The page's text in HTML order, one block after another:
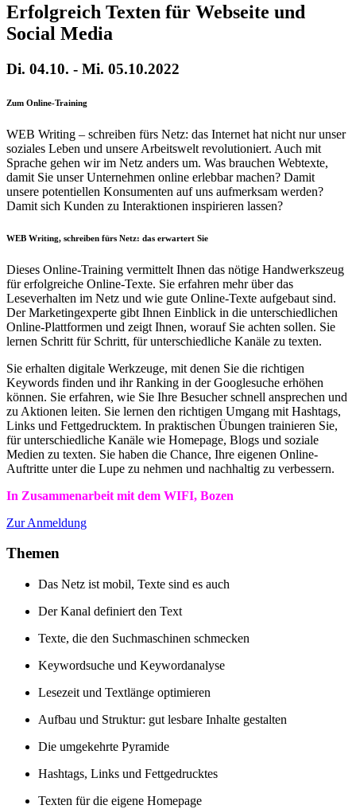
Erfolgreich Texten für Webseite und
Social Media
Di. 04.10. - Mi. 05.10.2022
Zum Online-Training
WEB Writing – schreiben fürs Netz: das Internet hat nicht nur unser
soziales Leben und unsere Arbeitswelt revolutioniert. Auch mit
Sprache gehen wir im Netz anders um. Was brauchen Webtexte,
damit Sie unser Unternehmen online erlebbar machen? Damit
unsere potentiellen Konsumenten auf uns aufmerksam werden?
Damit sich Kunden zu Interaktionen inspirieren lassen?
WEB Writing, schreiben fürs Netz: das erwartert Sie
Dieses Online-Training vermittelt Ihnen das nötige Handwerkszeug
für erfolgreiche Online-Texte. Sie erfahren mehr über das
Leseverhalten im Netz und wie gute Online-Texte aufgebaut sind.
Der Marketingexperte gibt Ihnen Einblick in die unterschiedlichen
Online-Plattformen und zeigt Ihnen, worauf Sie achten sollen. Sie
lernen Schritt für Schritt, für unterschiedliche Kanäle zu texten.
Sie erhalten digitale Werkzeuge, mit denen Sie die richtigen
Keywords finden und ihr Ranking in der Googlesuche erhöhen
können. Sie erfahren, wie Sie Ihre Besucher schnell ansprechen und
zu Aktionen leiten. Sie lernen den richtigen Umgang mit Hashtags,
Links und Fettgedrucktem. In praktischen Übungen trainieren Sie,
für unterschiedliche Kanäle wie Homepage, Blogs und soziale
Medien zu texten. Sie haben die Chance, Ihre eigenen Online-
Auftritte unter die Lupe zu nehmen und nachhaltig zu verbessern.
In Zusammenarbeit mit dem WIFI, Bozen
Zur Anmeldung
Themen
Das Netz ist mobil, Texte sind es auch
Der Kanal definiert den Text
Texte, die den Suchmaschinen schmecken
Keywordsuche und Keywordanalyse
Lesezeit und Textlänge optimieren
Aufbau und Struktur: gut lesbare Inhalte gestalten
Die umgekehrte Pyramide
Hashtags, Links und Fettgedrucktes
Texten für die eigene Homepage